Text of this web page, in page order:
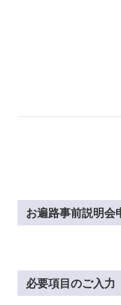
お遍路事前説明会
必要項目のご入力